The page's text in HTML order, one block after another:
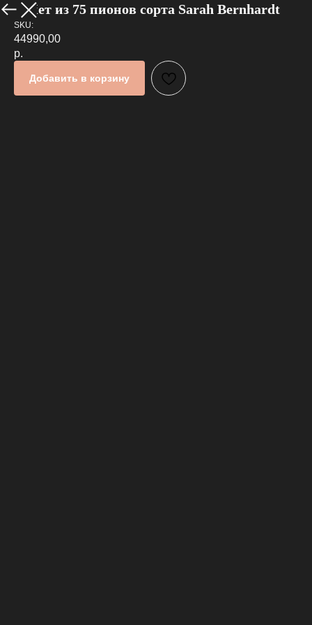
В каталог
Букет из 75 пионов сорта Sarah Bernhardt
SKU:
44990,00
р.
Добавить в корзину